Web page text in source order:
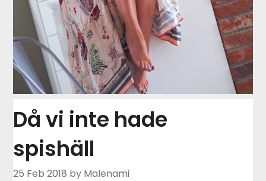
Då vi inte hade
spishäll
25 Feb 2018 by Malenami